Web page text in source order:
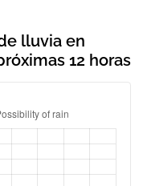
lluvia en
12 horas